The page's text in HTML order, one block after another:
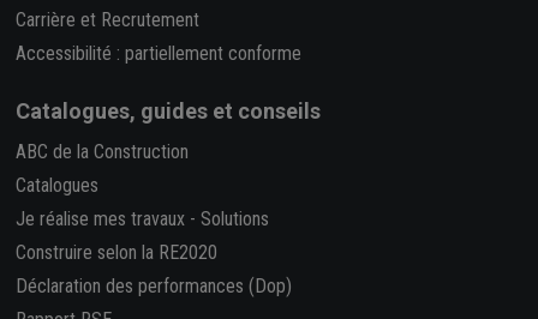
Carrière et Recrutement
Accessibilité : partiellement conforme
Catalogues, guides et conseils
ABC de la Construction
Catalogues
Je réalise mes travaux - Solutions
Construire selon la RE2020
Déclaration des performances (Dop)